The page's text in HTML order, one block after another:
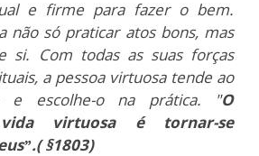
e firme para fazer o bem.
não só praticar atos bons, mas
si. Com todas as suas forças
a pessoa virtuosa tende ao
e escolhe-o na prática. "O
virtuosa é tornar-se
§1803)